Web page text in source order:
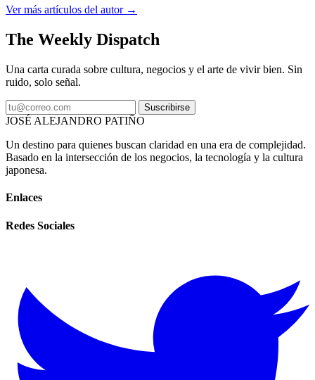
Ver más artículos del autor →
The Weekly Dispatch
Una carta curada sobre cultura, negocios y el arte de vivir bien. Sin
ruido, solo señal.
Suscribirse
JOSÉ ALEJANDRO PATIÑO
Un destino para quienes buscan claridad en una era de complejidad.
Basado en la intersección de los negocios, la tecnología y la cultura
japonesa.
Enlaces
Redes Sociales